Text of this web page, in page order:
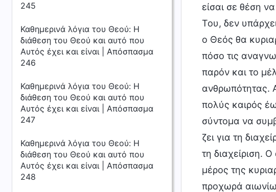
245
Καθημερινά λόγια του Θεού: Η
διάθεση του Θεού και αυτό που
Αυτός έχει και είναι | Απόσπασμα
246
Καθημερινά λόγια του Θεού: Η
διάθεση του Θεού και αυτό που
Αυτός έχει και είναι | Απόσπασμα
247
Καθημερινά λόγια του Θεού: Η
διάθεση του Θεού και αυτό που
Αυτός έχει και είναι | Απόσπασμα
248
είσαι σε θέση
Του, δεν
ο Θεός θα
πόσο τις
παρόν και το
ανθρωπότητας.
πολύς καιρός
σύντομα να
ζει για τη
τη διαχείριση.
μέρος της
προχωρά